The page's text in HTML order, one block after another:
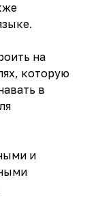
на
которую
в
и